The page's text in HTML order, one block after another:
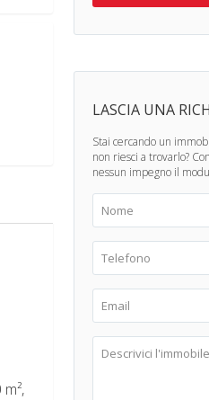
LASCIA UNA
Stai cercando un
non riesci a trovarlo?
nessun impegno il